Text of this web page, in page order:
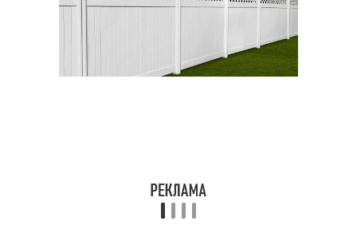
Забор для палисадника Пластиковые листы